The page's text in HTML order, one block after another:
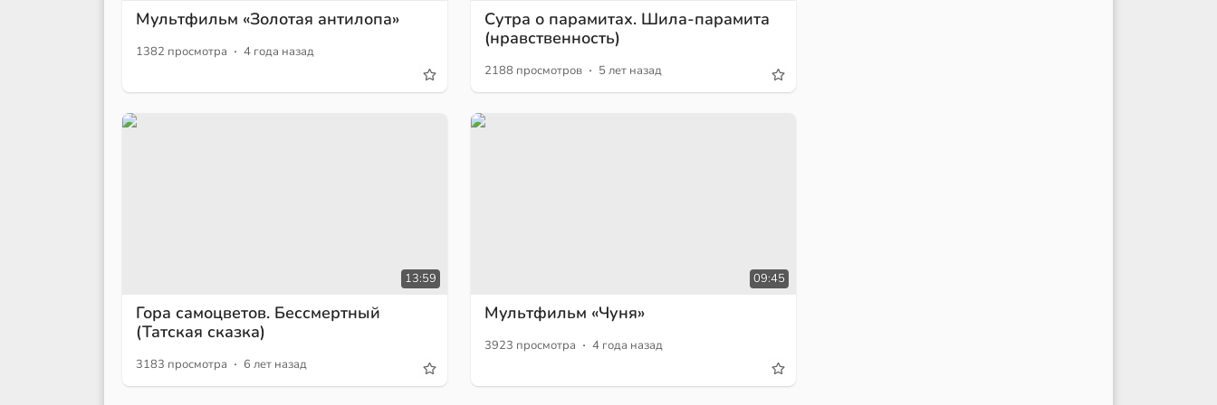
Мультфильм «Золотая антилопа»
1382 просмотра · 4 года назад
Сутра о парамитах. Шила-парамита
(нравственность)
2188 просмотров · 5 лет назад
13:59
Гора самоцветов. Бессмертный
(Татская сказка)
3183 просмотра · 6 лет назад
09:45
Мультфильм «Чуня»
3923 просмотра · 4 года назад